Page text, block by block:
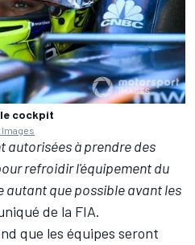
cockpit
autorisées à prendre des
refroidir l'équipement du
autant que possible avant les
de la FIA.
que les équipes seront